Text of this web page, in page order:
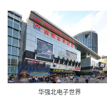
华强北电子世界